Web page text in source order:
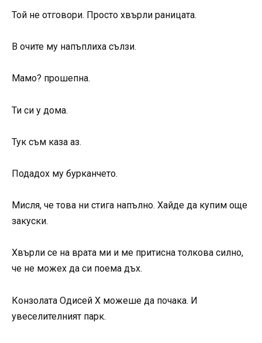
Той не отговори. Просто хвърли раницата.
В очите му напъплиха сълзи.
Мамо? прошепна.
Ти си у дома.
Тук съм каза аз.
Подадох му бурканчето.
Мисля, че това ни стига напълно. Хайде да купим още
закуски.
Хвърли се на врата ми и ме притисна толкова силно,
че не можех да си поема дъх.
Конзолата Одисей X можеше да почака. И
увеселителният парк.